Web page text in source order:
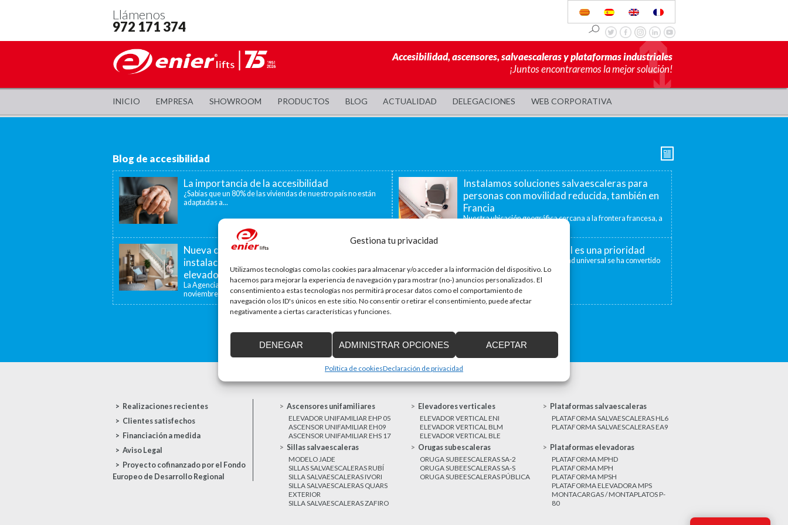
Gestiona tu privacidad
Utilizamos tecnologías como las cookies para almacenar y/o acceder a la información del dispositivo. Lo
hacemos para mejorar la experiencia de navegación y para mostrar (no-) anuncios personalizados. El
consentimiento a estas tecnologías nos permitirá procesar datos como el comportamiento de
navegación o los ID's únicos en este sitio. No consentir o retirar el consentimiento, puede afectar
negativamente a ciertas características y funciones.
ACEPTAR
DENEGAR ADMINISTRAR OPCIONES
Política de cookiesDeclaración de privacidad
Llámenos
972 171 374
Accesibilidad, ascensores, salvaescaleras y plataformas industriales
¡Juntos encontraremos la mejor solución!
INICIO EMPRESA SHOWROOM PRODUCTOS BLOG ACTUALIDAD DELEGACIONES WEB CORPORATIVA
Blog de accesibilidad
La importancia de la accesibilidad
¿Sabías que un 80% de las viviendas de nuestro país no están
adaptadas a...
Instalamos soluciones salvaescaleras para
personas con movilidad reducida, también en
Francia
Nuestra ubicación geográfica cercana a la frontera francesa, a
40 minutos, nos permite ofrecer...
Nueva convocatoria de ayudas para la
instalación de ascensores, plataformas
elevadoras y dispositivos de accesibilidad
La Agencia de la Vivienda de Cataluña aprobó el pasado 15 de
noviembre de...
La accesibilidad universal es una prioridad
En la última década la accesibilidad universal se ha convertido
en una prioridad para...
Realizaciones recientes
Clientes satisfechos
Financiación a medida
Aviso Legal
Proyecto cofinanzado por el Fondo
Europeo de Desarrollo Regional
Ascensores unifamiliares
ELEVADOR UNIFAMILIAR EHP 05
ASCENSOR UNIFAMILIAR EH09
ASCENSOR UNIFAMILIAR EHS 17
Elevadores verticales
ELEVADOR VERTICAL ENI
ELEVADOR VERTICAL BLM
ELEVADOR VERTICAL BLE
Plataformas salvaescaleras
PLATAFORMA SALVAESCALERAS HL6
PLATAFORMA SALVAESCALERAS EA9
Sillas salvaescaleras
MODELO JADE
SILLAS SALVAESCALERAS RUBÍ
SILLA SALVAESCALERAS IVORI
SILLA SALVAESCALERAS QUARS
EXTERIOR
SILLA SALVAESCALERAS ZAFIRO
Orugas subescaleras
ORUGA SUBEESCALERAS SA-2
ORUGA SUBEESCALERAS SA-S
ORUGA SUBEESCALERAS PÚBLICA
Plataformas elevadoras
PLATAFORMA MPHD
PLATAFORMA MPH
PLATAFORMA MPSH
PLATAFORMA ELEVADORA MPS
MONTACARGAS / MONTAPLATOS P-
80